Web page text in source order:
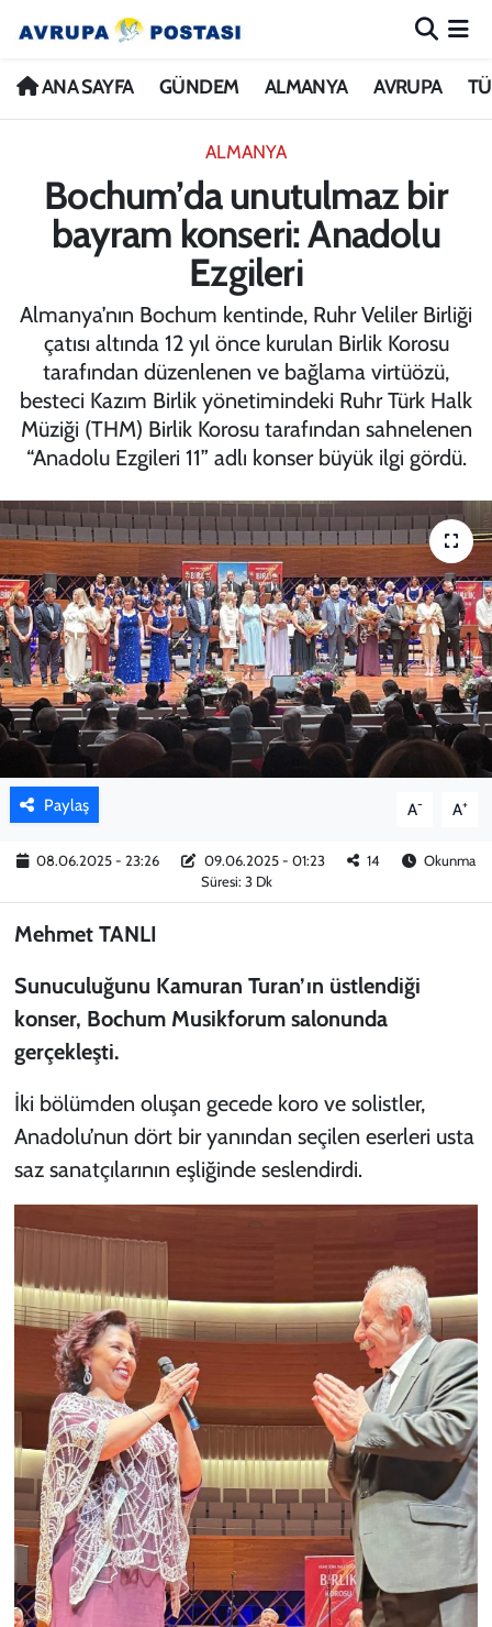
ANA SAYFA GÜNDEM ALMANYA AVRUPA
ALMANYA
Bochum’da unutulmaz bir
bayram konseri: Anadolu
Ezgileri
Almanya’nın Bochum kentinde, Ruhr Veliler Birliği
çatısı altında 12 yıl önce kurulan Birlik Korosu
tarafından düzenlenen ve bağlama virtüözü,
besteci Kazım Birlik yönetimindeki Ruhr Türk Halk
Müziği (THM) Birlik Korosu tarafından sahnelenen
“Anadolu Ezgileri 11” adlı konser büyük ilgi gördü.
Paylaş A- A+
08.06.2025 - 23:26 09.06.2025 - 01:23 14
Okunma
Süresi: 3 Dk
Mehmet TANLI
Sunuculuğunu Kamuran Turan’ın üstlendiği
konser, Bochum Musikforum salonunda
gerçekleşti.
İki bölümden oluşan gecede koro ve solistler,
Anadolu’nun dört bir yanından seçilen eserleri usta
saz sanatçılarının eşliğinde seslendirdi.
ANA SAYFA
ALMANYA
AVRUPA
TÜRKİYE
DÜNYA
KÜLTÜR
KADIN
YAZARLAR
Nöbetçi Eczaneler
İstanbul Namaz Vakitleri
Trafik Durumu
Avrupa Ligi Puan Durumu ve Fikstür
Tüm Manşetler
Son Dakika Haberleri
Haber Arşivi